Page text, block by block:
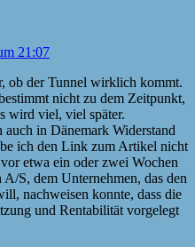
21:07
ob der Tunnel wirklich kommt.
nicht zu dem Zeitpunkt,
wird viel, viel später.
in Dänemark Widerstand
ich den Link zum Artikel nicht
etwa ein oder zwei Wochen
A/S, dem Unternehmen, das den
nachweisen konnte, dass die
und Rentabilität vorgelegt